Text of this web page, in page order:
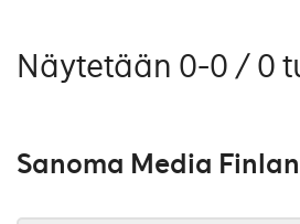
Näytetään 0-0 / 0
Sanoma Media